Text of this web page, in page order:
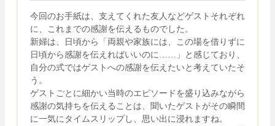
今回のお手紙は、支えてくれた友人などゲストそれぞれ
に、これまでの感謝を伝えるものでした。
新婦は、日頃から「両親や家族には、この場を借りずに
日頃から感謝を伝えればいいのに……」と感じており、
自分の式ではゲストへの感謝を伝えたいと考えていたそ
う。
ゲストごとに細かい当時のエピソードを盛り込みながら
感謝の気持ちを伝えることは、聞いたゲストがその瞬間
に一気にタイムスリップし、思い出に浸れますね。